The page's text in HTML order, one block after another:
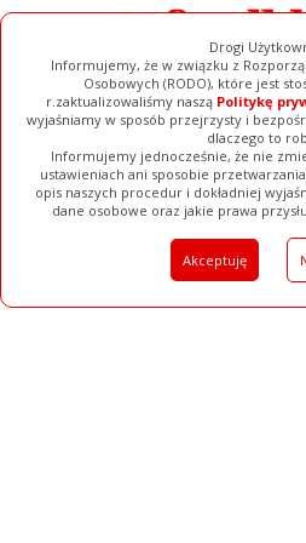
Drogi
Informujemy, że w związku z
Osobowych (RODO), które jest
r.zaktualizowaliśmy naszą Politykę
wyjaśniamy w sposób przejrzysty i
dlaczego to
Informujemy jednocześnie, że nie
ustawieniach ani sposobie
opis naszych procedur i dokładniej
dane osobowe oraz jakie prawa
Akceptuję
Ogłoszenia Filmy Galerie